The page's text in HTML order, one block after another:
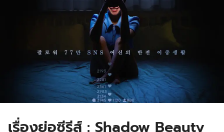
เรื่องย่อซีรีส์ : Shadow Beauty